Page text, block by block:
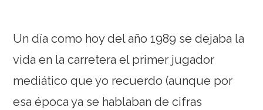
Un día como hoy del año 1989 se dejaba la
vida en la carretera el primer jugador
mediático que yo recuerdo (aunque por
esa época ya se hablaban de cifras